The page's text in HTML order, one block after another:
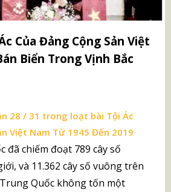
Của Đảng Cộng Sản Việt
Biển Trong Vịnh Bắc
28 / 31 trong loạt bài Tội Ác
Việt Nam Từ 1945 Đến 2019
đã chiếm đoạt 789 cây số
và 11.362 cây số vuông trên
Quốc không tốn một